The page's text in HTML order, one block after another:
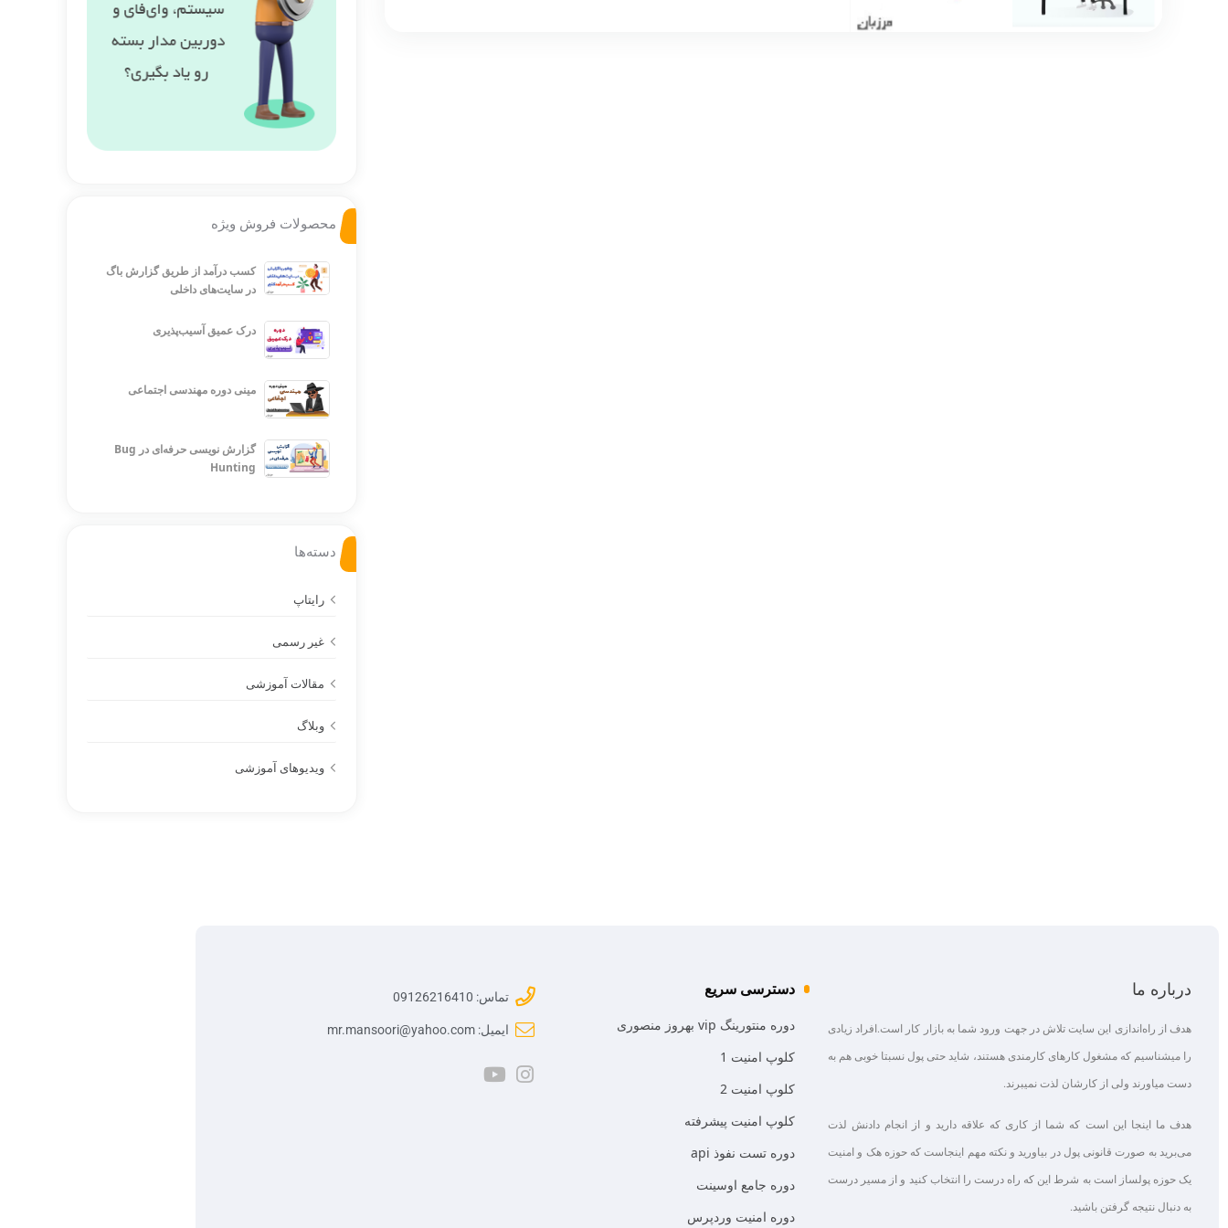
محصولات فروش ویژه
کسب درآمد از طریق گزارش باگ
در سایت‌های داخلی
درک عمیق آسیب‌پذیری
مینی دوره مهندسی اجتماعی
گزارش نویسی حرفه‌ای در Bug
Hunting
دسته‌ها
رایتاپ
غیر رسمی
مقالات آموزشی
وبلاگ
ویدیوهای آموزشی
درباره ما
هدف از راه‌اندازی این سایت تلاش در جهت ورود شما به بازار کار است.افراد زیادی
را میشناسیم که مشغول کارهای کارمندی هستند، شاید حتی پول نسبتا خوبی هم به
دست میاورند ولی از کارشان لذت نمیبرند.
هدف ما اینجا این است که شما از کاری که علاقه‌ دارید و از انجام دادنش لذت
می‌برید به صورت قانونی پول در بیاورید و نکته مهم اینجاست که حوزه هک و امنیت
یک حوزه پولساز است به شرط این که راه درست را انتخاب کنید و از مسیر درست
به دنبال نتیجه گرفتن باشید.
دسترسی سریع
دوره منتورینگ vip بهروز منصوری
کلوپ امنیت 1
کلوپ امنیت 2
کلوپ امنیت پیشرفته
دوره تست نفوذ api
دوره جامع اوسینت
دوره امنیت وردپرس
تماس: 09126216410
ایمیل: mr.mansoori@yahoo.com